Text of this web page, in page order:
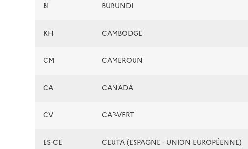
BI BURUNDI
KH CAMBODGE
CM CAMEROUN
CA CANADA
CV CAP-VERT
ES-CE CEUTA (ESPAGNE - UNION EUROPÉENNE)